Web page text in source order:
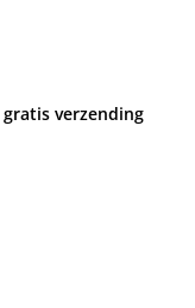
gratis verzending